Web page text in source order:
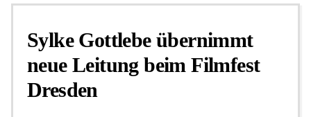
Personalien
Sylke Gottlebe übernimmt
neue Leitung beim Filmfest
Dresden